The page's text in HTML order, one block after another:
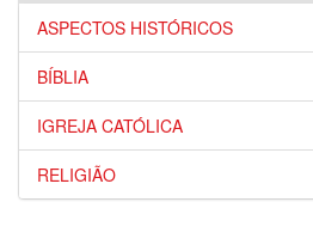
ASPECTOS HISTÓRICOS
BÍBLIA
IGREJA CATÓLICA
RELIGIÃO